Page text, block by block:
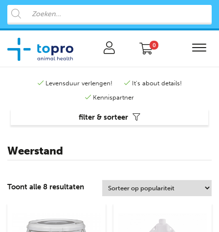
0
Levensduur verlengen!
It's about details!
Kennispartner
Weerstand
Toont alle 8 resultaten
filter & sorteer